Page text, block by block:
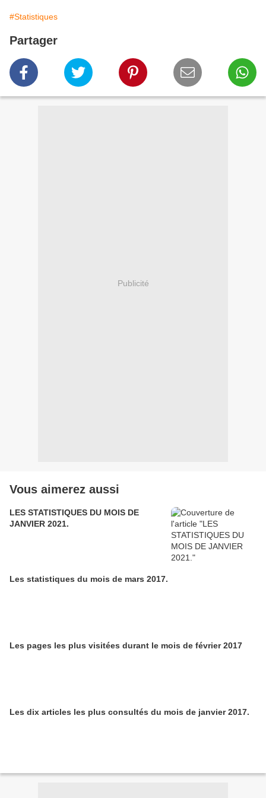
#Statistiques
Partager
Publicité
Vous aimerez aussi
LES STATISTIQUES DU MOIS DE
JANVIER 2021.
Les statistiques du mois de mars 2017.
Les pages les plus visitées durant le mois de février 2017
Les dix articles les plus consultés du mois de janvier 2017.